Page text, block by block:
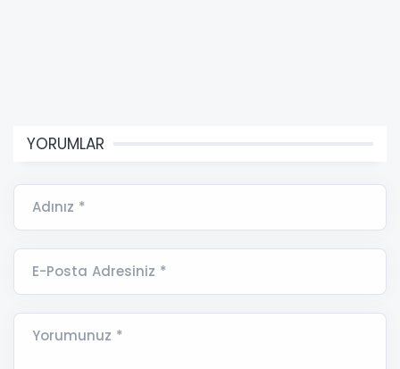
YORUMLAR
Adınız *
E-Posta Adresiniz *
Yorumunuz *